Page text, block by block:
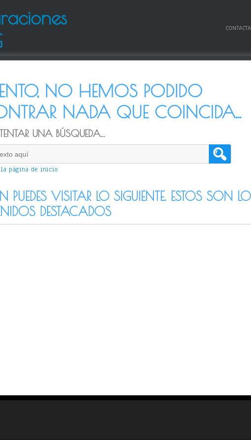
NO HEMOS PODIDO
NADA QUE COINCIDA...
UNA BÚSQUEDA...
la página de inicio
PUEDES VISITAR LO SIGUIENTE. ESTOS SON
DESTACADOS